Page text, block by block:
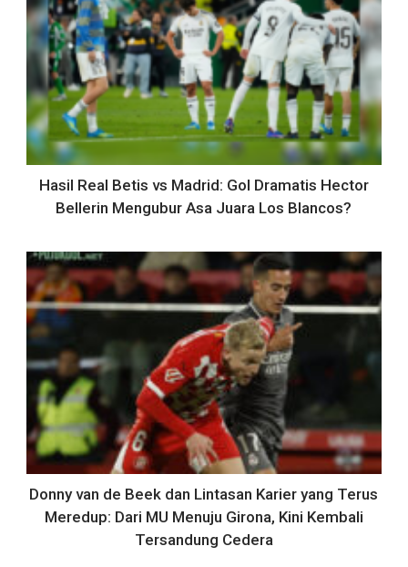
Hasil Real Betis vs Madrid: Gol Dramatis Hector
Bellerin Mengubur Asa Juara Los Blancos?
Donny van de Beek dan Lintasan Karier yang Terus
Meredup: Dari MU Menuju Girona, Kini Kembali
Tersandung Cedera